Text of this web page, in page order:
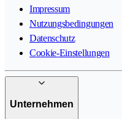
Impressum
Nutzungsbedingungen
Datenschutz
Cookie-Einstellungen
Unternehmen